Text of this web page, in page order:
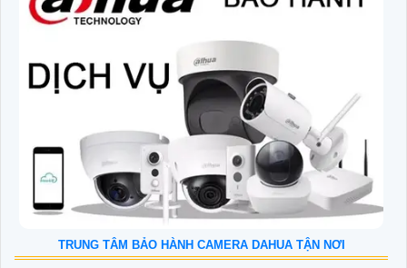
TRUNG TÂM BẢO HÀNH CAMERA DAHUA TẬN NƠI